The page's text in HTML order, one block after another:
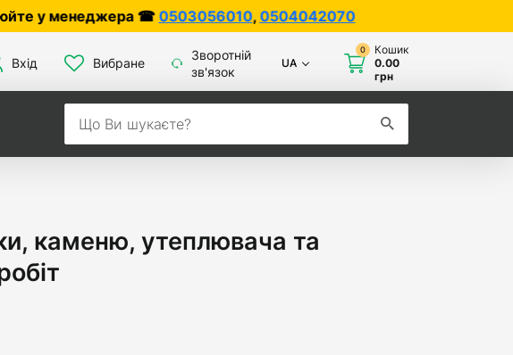
☎0503056010,0504042070
Вхід Вибране
Зворотній
зв'язок
UA
0
Кошик
0.00
грн
каменю, утеплювача та